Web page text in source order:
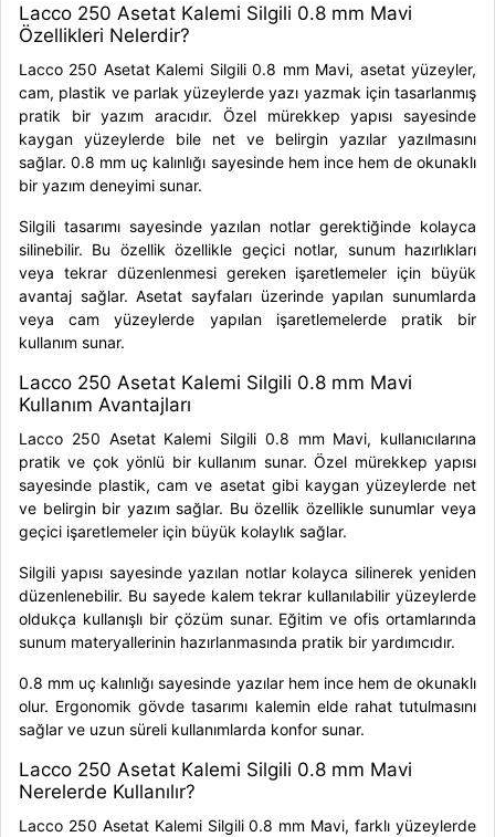
Lacco 250 Asetat Kalemi Silgili 0.8 mm Mavi
Özellikleri Nelerdir?
Lacco 250 Asetat Kalemi Silgili 0.8 mm Mavi, asetat yüzeyler,
cam, plastik ve parlak yüzeylerde yazı yazmak için tasarlanmış
pratik bir yazım aracıdır. Özel mürekkep yapısı sayesinde
kaygan yüzeylerde bile net ve belirgin yazılar yazılmasını
sağlar. 0.8 mm uç kalınlığı sayesinde hem ince hem de okunaklı
bir yazım deneyimi sunar.
Silgili tasarımı sayesinde yazılan notlar gerektiğinde kolayca
silinebilir. Bu özellik özellikle geçici notlar, sunum hazırlıkları
veya tekrar düzenlenmesi gereken işaretlemeler için büyük
avantaj sağlar. Asetat sayfaları üzerinde yapılan sunumlarda
veya cam yüzeylerde yapılan işaretlemelerde pratik bir
kullanım sunar.
Lacco 250 Asetat Kalemi Silgili 0.8 mm Mavi
Kullanım Avantajları
Lacco 250 Asetat Kalemi Silgili 0.8 mm Mavi, kullanıcılarına
pratik ve çok yönlü bir kullanım sunar. Özel mürekkep yapısı
sayesinde plastik, cam ve asetat gibi kaygan yüzeylerde net
ve belirgin bir yazım sağlar. Bu özellik özellikle sunumlar veya
geçici işaretlemeler için büyük kolaylık sağlar.
Silgili yapısı sayesinde yazılan notlar kolayca silinerek yeniden
düzenlenebilir. Bu sayede kalem tekrar kullanılabilir yüzeylerde
oldukça kullanışlı bir çözüm sunar. Eğitim ve ofis ortamlarında
sunum materyallerinin hazırlanmasında pratik bir yardımcıdır.
0.8 mm uç kalınlığı sayesinde yazılar hem ince hem de okunaklı
olur. Ergonomik gövde tasarımı kalemin elde rahat tutulmasını
sağlar ve uzun süreli kullanımlarda konfor sunar.
Lacco 250 Asetat Kalemi Silgili 0.8 mm Mavi
Nerelerde Kullanılır?
Lacco 250 Asetat Kalemi Silgili 0.8 mm Mavi, farklı yüzeylerde